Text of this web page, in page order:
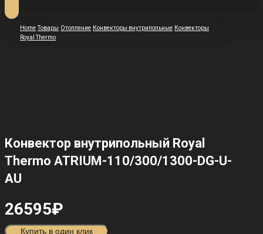
Home Товары Отопление Конвекторы внутрипольные Конвекторы
Royal Thermo
Конвектор внутрипольный Royal
Thermo ATRIUM-110/300/1300-DG-U-
AU
26595₽
Купить в один клик